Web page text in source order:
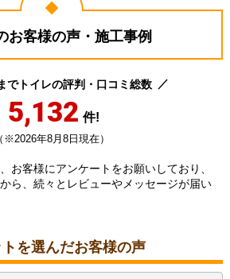
お客様の声・施工事例
でトイレの評判・口コミ総数
5,132 件!
（※2026年8月8日現在）
お客様にアンケートをお願いしており、
ら、続々とレビューやメッセージが届い
を選んだお客様の声